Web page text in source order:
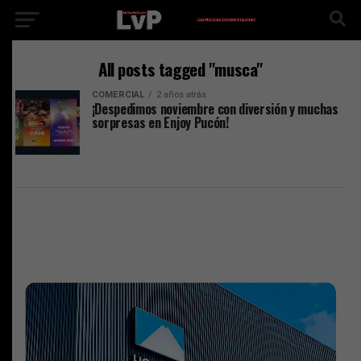
All posts tagged "musca"
COMERCIAL 2 años atrás
¡Despedimos noviembre con diversión y muchas
sorpresas en Enjoy Pucón!